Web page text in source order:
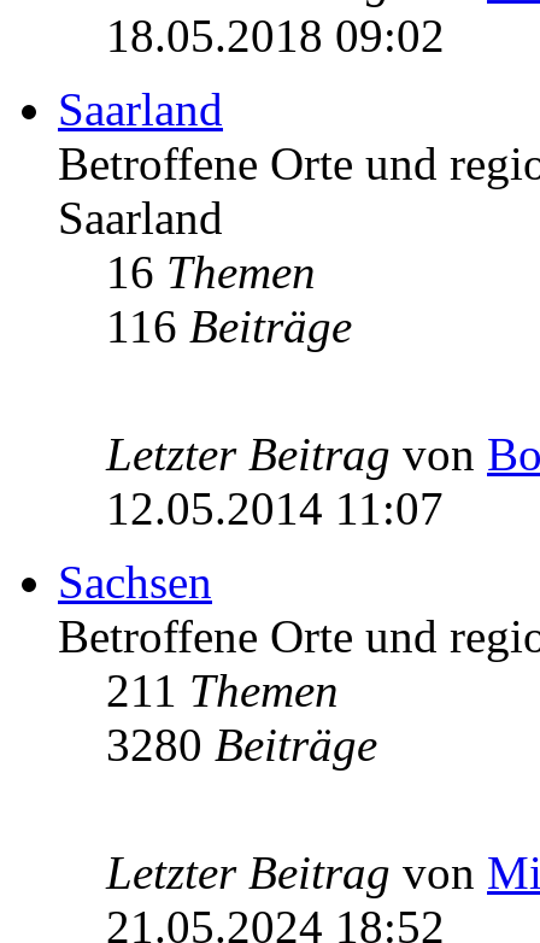
18.05.2018 09:02
Saarland
Betroffene Orte und
Saarland
16 Themen
116 Beiträge
Letzter Beitrag von
12.05.2014 11:07
Sachsen
Betroffene Orte und
211 Themen
3280 Beiträge
Letzter Beitrag von
21.05.2024 18:52